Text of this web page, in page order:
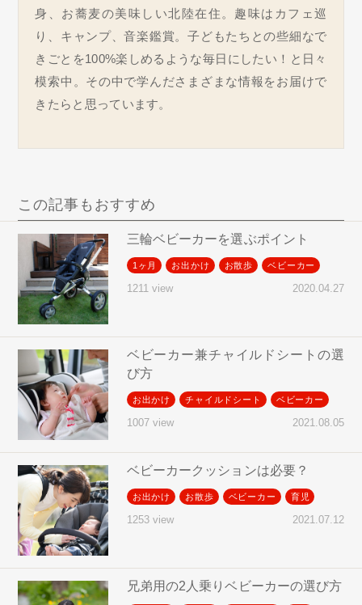
身、お蕎麦の美味しい北陸在住。趣味はカフェ巡
り、キャンプ、音楽鑑賞。子どもたちとの些細なで
きごとを100%楽しめるような毎日にしたい！と日々
模索中。その中で学んださまざまな情報をお届けで
きたらと思っています。
この記事もおすすめ
三輪ベビーカーを選ぶポイント
1ヶ月 お出かけ お散歩 ベビーカー
1211 view 2020.04.27
ベビーカー兼チャイルドシートの選
び方
お出かけ チャイルドシート ベビーカー
1007 view 2021.08.05
ベビーカークッションは必要？
お出かけ お散歩 ベビーカー 育児
1253 view 2021.07.12
兄弟用の2人乗りベビーカーの選び方